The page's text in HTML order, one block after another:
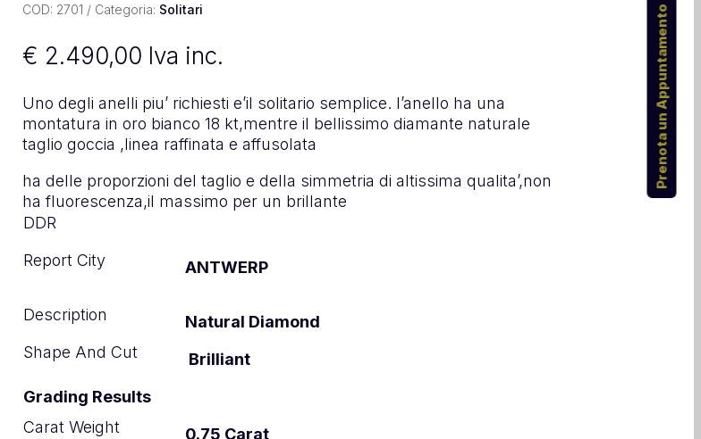
COD: 2701 Categoria: Solitari
€ 2.490,00 Iva inc.
Uno degli anelli piu’ richiesti e’il solitario semplice. l’anello ha una
montatura in oro bianco 18 kt,mentre il bellissimo diamante naturale
taglio goccia ,linea raffinata e affusolata
ha delle proporzioni del taglio e della simmetria di altissima qualita’,non
ha fluorescenza,il massimo per un brillante
DDR
Report City
ANTWERP
Description
Natural Diamond
Shape And Cut
Brilliant
Grading Results
Carat Weight
0.75 Carat
Prenota un Appuntamento